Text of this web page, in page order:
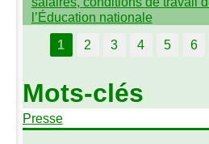
l’Éducation nationale
1
2 3 4 5 6
Mots-clés
Presse